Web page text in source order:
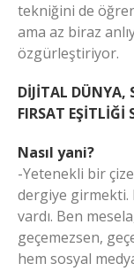
tekniğini de
ama az biraz
özgürleştiriyor.
DİJİTAL DÜNYA,
FIRSAT EŞİTLİĞİ
Nasıl yani?
-Yetenekli bir
dergiye
vardı. Ben
geçemezsen,
hem sosyal